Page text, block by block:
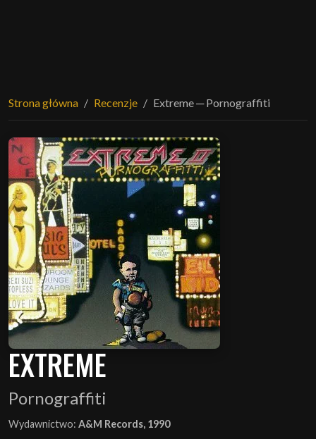
Strona główna Recenzje Extreme ─ Pornograffiti
EXTREME
Pornograffiti
Wydawnictwo: A&M Records, 1990